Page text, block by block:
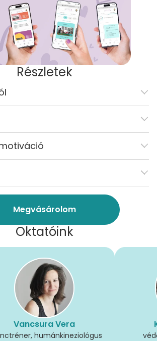
Részletek
Megvásárolom
Oktatóink
Vancsura Vera
humánkineziológus